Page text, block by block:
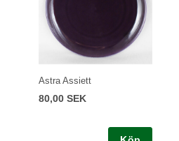
Astra Assiett
80,00 SEK